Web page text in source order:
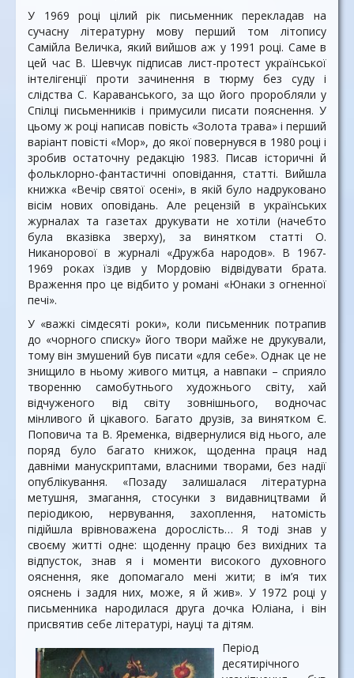
У 1969 році цілий рік письменник перекладав на
сучасну літературну мову перший том літопису
Самійла Величка, який вийшов аж у 1991 році. Саме в
цей час В. Шевчук підписав лист-протест української
інтелігенції проти зачинення в тюрму без суду і
слідства С. Караванського, за що його проробляли у
Спілці письменників і примусили писати пояснення. У
цьому ж році написав повість «Золота трава» і перший
варіант повісті «Мор», до якої повернувся в 1980 році і
зробив остаточну редакцію 1983. Писав історичні й
фольклорно-фантастичні оповідання, статті. Вийшла
книжка «Вечір святої осені», в якій було надруковано
вісім нових оповідань. Але рецензій в українських
журналах та газетах друкувати не хотіли (начебто
була вказівка зверху), за винятком статті О.
Никанорової в журналі «Дружба народов». В 1967-
1969 роках їздив у Мордовію відвідувати брата.
Враження про це відбито у романі «Юнаки з огненної
печі».
У «важкі сімдесяті роки», коли письменник потрапив
до «чорного списку» його твори майже не друкували,
тому він змушений був писати «для себе». Однак це не
знищило в ньому живого митця, а навпаки – сприяло
творенню самобутнього художнього світу, хай
відчуженого від світу зовнішнього, водночас
мінливого й цікавого. Багато друзів, за винятком Є.
Поповича та В. Яременка, відвернулися від нього, але
поряд було багато книжок, щоденна праця над
давніми манускриптами, власними творами, без надії
опублікування. «Позаду залишалася літературна
метушня, змагання, стосунки з видавництвами й
періодикою, нервування, захоплення, натомість
підійшла врівноважена дорослість… Я тоді знав у
своєму житті одне: щоденну працю без вихідних та
відпусток, знав я і моменти високого духовного
ояснення, яке допомагало мені жити; в ім’я тих
ояснень і задля них, може, я й жив». У 1972 році у
письменника народилася друга дочка Юліана, і він
присвятив себе літературі, науці та дітям.
Період
десятирічного